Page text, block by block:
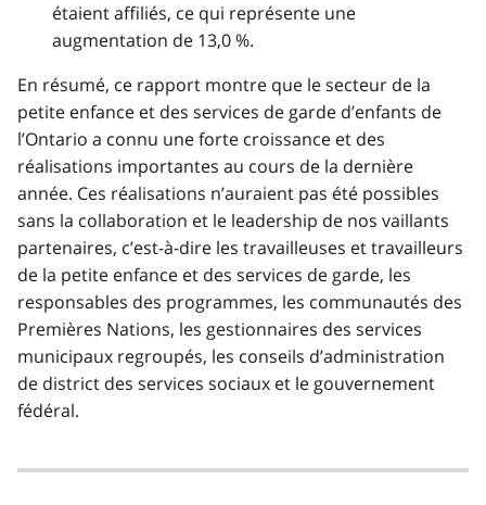
t
étaient affiliés, ce qui représente une
augmentation de 13,0 %.
En résumé, ce rapport montre que le secteur de la
petite enfance et des services de garde d’enfants de
l’Ontario a connu une forte croissance et des
réalisations importantes au cours de la dernière
année. Ces réalisations n’auraient pas été possibles
sans la collaboration et le leadership de nos vaillants
partenaires, c’est-à-dire les travailleuses et travailleurs
de la petite enfance et des services de garde, les
responsables des programmes, les communautés des
Premières Nations, les gestionnaires des services
municipaux regroupés, les conseils d’administration
de district des services sociaux et le gouvernement
fédéral.